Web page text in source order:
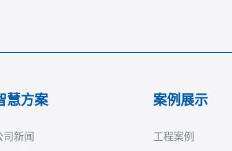
慧方案
司新闻
案例展示
工程案例